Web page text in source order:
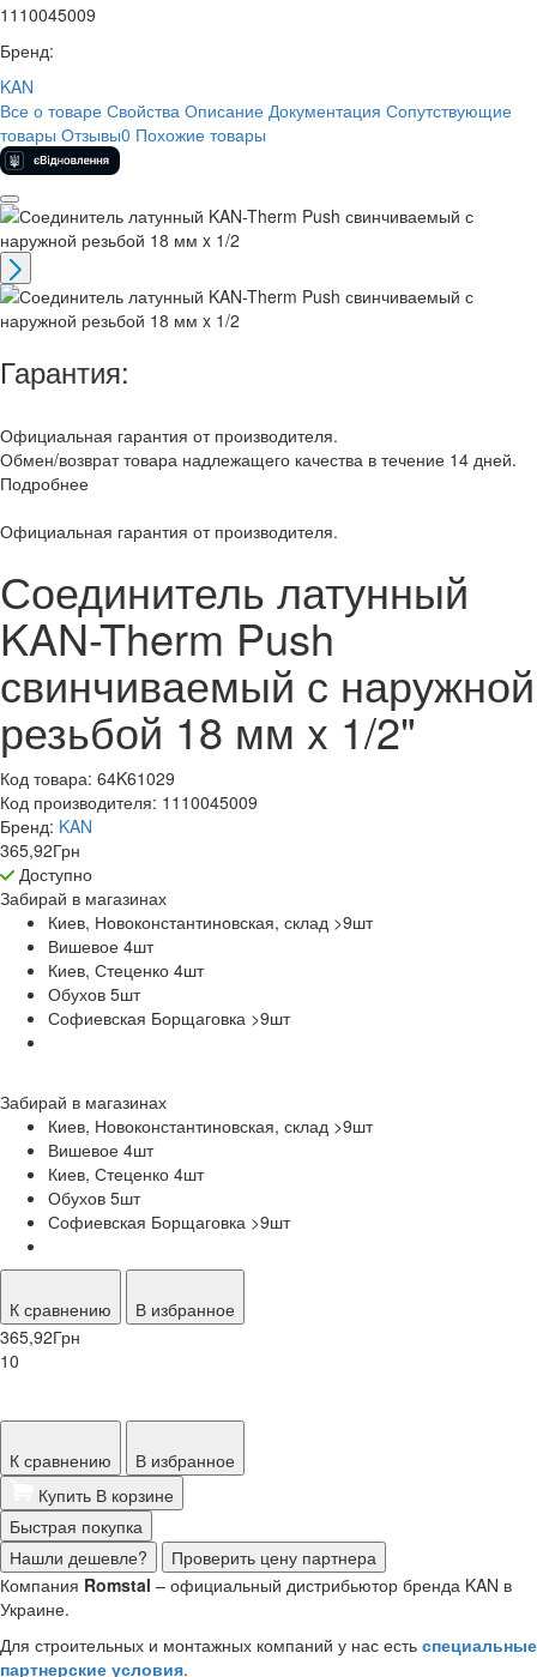
1110045009
Бренд:
KAN
Все о товаре Свойства Описание Документация Сопутствующие
товары Отзывы0 Похожие товары
Гарантия:
Официальная гарантия от производителя.
Обмен/возврат товара надлежащего качества в течение 14 дней.
Подробнее
Официальная гарантия от производителя.
Соединитель латунный
KAN-Therm Push
свинчиваемый с наружной
резьбой 18 мм x 1/2"
Код товара: 64K61029
Код производителя: 1110045009
Бренд: KAN
365,92Грн
Доступно
Забирай в магазинах
Киев, Новоконстантиновская, склад >9шт
Вишевое 4шт
Киев, Стеценко 4шт
Обухов 5шт
Софиевская Борщаговка >9шт
Забирай в магазинах
Киев, Новоконстантиновская, склад >9шт
Вишевое 4шт
Киев, Стеценко 4шт
Обухов 5шт
Софиевская Борщаговка >9шт
К сравнению
В избранное
365,92Грн
10
К сравнению
В избранное
Купить В корзине
Быстрая покупка
Нашли дешевле?
Проверить цену партнера
Компания Romstal – официальный дистрибьютор бренда KAN в
Украине.
Для строительных и монтажных компаний у нас есть специальные
партнерские условия.